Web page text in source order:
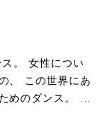
。 女性につい
、 この世界にあ
めのダンス。 ...